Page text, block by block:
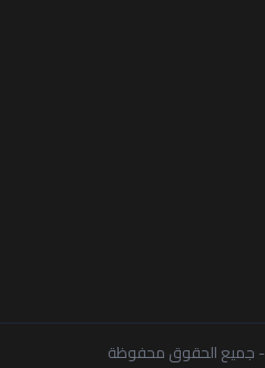
- جميع الحقوق محفوظة